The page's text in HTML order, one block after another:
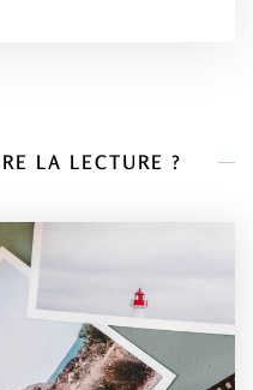
LA LECTURE ?